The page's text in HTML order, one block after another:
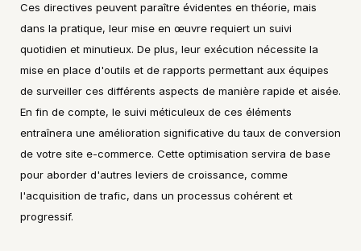
Ces directives peuvent paraître évidentes en théorie, mais
dans la pratique, leur mise en œuvre requiert un suivi
quotidien et minutieux. De plus, leur exécution nécessite la
mise en place d'outils et de rapports permettant aux équipes
de surveiller ces différents aspects de manière rapide et aisée.
En fin de compte, le suivi méticuleux de ces éléments
entraînera une amélioration significative du taux de conversion
de votre site e-commerce. Cette optimisation servira de base
pour aborder d'autres leviers de croissance, comme
l'acquisition de trafic, dans un processus cohérent et
progressif.